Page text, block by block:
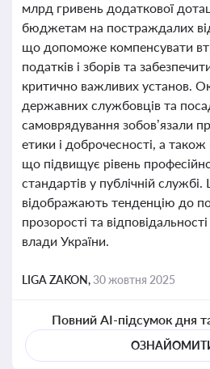
млрд гривень додаткової
бюджетам на постраждалих
що допоможе компенсувати
податків і зборів та
критично важливих установ.
державних службовців та
самоврядування зобов’язали
етики і доброчесності, а
що підвищує рівень
стандартів у публічній службі.
відображають тенденцію до
прозорості та
влади України.
LIGA ZAKON,30 жовтня 2025
Повний AI-підсумок дня